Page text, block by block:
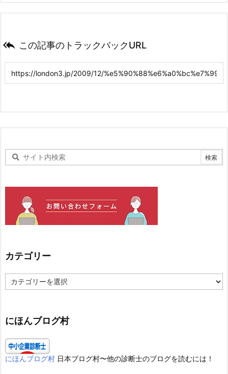
 この記事のトラックバックURL
カテゴリー
テ
ー
にほんブログ村
にほんブログ村 日本ブログ村〜他の診断士のブログを読むには！